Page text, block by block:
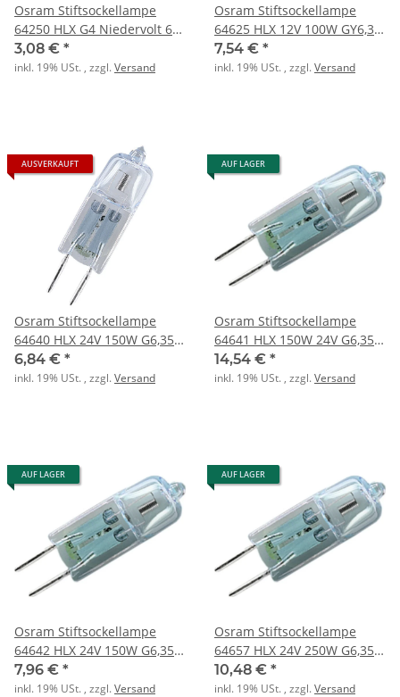
Osram Stiftsockellampe
64250 HLX G4 Niedervolt 6V
o.Reflektor
3,08 € *
inkl. 19% USt. , zzgl.Versand
Osram Stiftsockellampe
64625 HLX 12V 100W GY6,35
ohne Reflektor
7,54 € *
inkl. 19% USt. , zzgl.Versand
AUSVERKAUFT
Osram Stiftsockellampe
64640 HLX 24V 150W G6,35
ohne Reflektor
6,84 € *
inkl. 19% USt. , zzgl.Versand
AUF LAGER
Osram Stiftsockellampe
64641 HLX 150W 24V G6,35
ohne Reflektor
14,54 € *
inkl. 19% USt. , zzgl.Versand
AUF LAGER
Osram Stiftsockellampe
64642 HLX 24V 150W G6,35
ohne Reflektor
7,96 € *
inkl. 19% USt. , zzgl.Versand
AUF LAGER
Osram Stiftsockellampe
64657 HLX 24V 250W G6,35
ohne Reflektor
10,48 € *
inkl. 19% USt. , zzgl.Versand